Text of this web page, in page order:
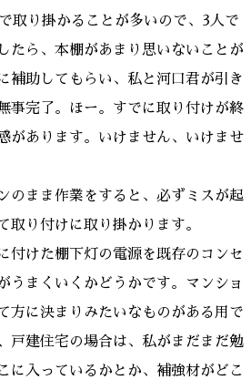
取り掛かることが多いので、3人で
たら、本棚があまり思いないことが
補助してもらい、私と河口君が引き
事完了。ほー。すでに取り付けが終
があります。いけません、いけませ
のまま作業をすると、必ずミスが起
取り付けに取り掛かります。
付けた棚下灯の電源を既存のコンセ
うまくいくかどうかです。マンショ
方に決まりみたいなものがある用で
戸建住宅の場合は、私がまだまだ勉
に入っているかとか、補強材がどこ